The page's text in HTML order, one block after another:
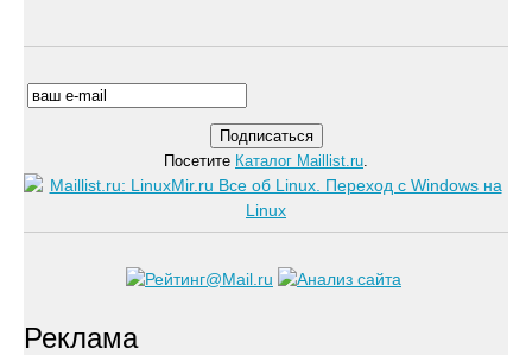
Посетите Каталог Maillist.ru.
Реклама